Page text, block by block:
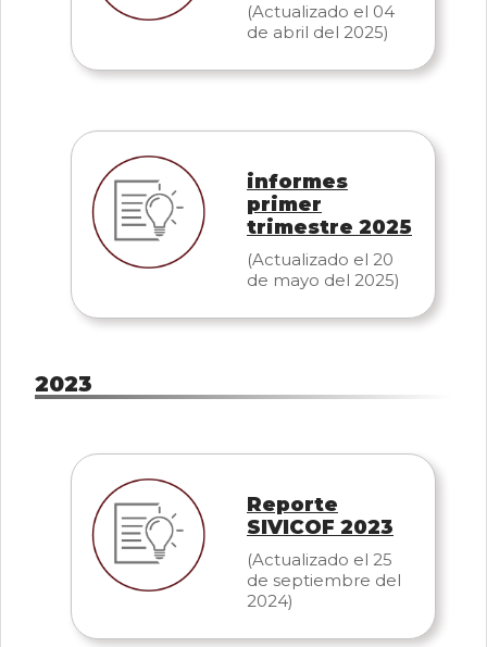
(Actualizado el 04
de abril del 2025)
informes
primer
trimestre 2025
(Actualizado el 20
de mayo del 2025)
2023
Reporte
SIVICOF 2023
(Actualizado el 25
de septiembre del
2024)